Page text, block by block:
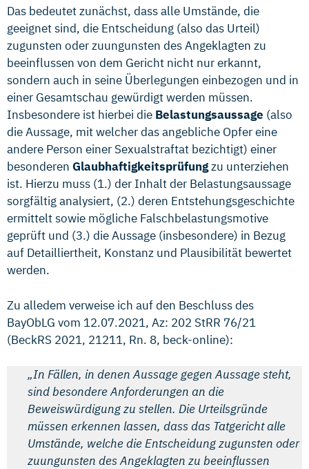
Das bedeutet zunächst, dass alle Umstände, die
geeignet sind, die Entscheidung (also das Urteil)
zugunsten oder zuungunsten des Angeklagten zu
beeinflussen von dem Gericht nicht nur erkannt,
sondern auch in seine Überlegungen einbezogen und in
einer Gesamtschau gewürdigt werden müssen.
Insbesondere ist hierbei die Belastungsaussage (also
die Aussage, mit welcher das angebliche Opfer eine
andere Person einer Sexualstraftat bezichtigt) einer
besonderen Glaubhaftigkeitsprüfungzu unterziehen
ist. Hierzu muss (1.) der Inhalt der Belastungsaussage
sorgfältig analysiert, (2.) deren Entstehungsgeschichte
ermittelt sowie mögliche Falschbelastungsmotive
geprüft und (3.) die Aussage (insbesondere) in Bezug
auf Detailliertheit, Konstanz und Plausibilität bewertet
werden.
Zu alledem verweise ich auf den Beschluss des
BayObLG vom 12.07.2021, Az: 202 StRR 76/21
(BeckRS 2021, 21211, Rn. 8, beck-online):
„In Fällen, in denen Aussage gegen Aussage steht,
sind besondere Anforderungen an die
Beweiswürdigung zu stellen. Die Urteilsgründe
müssen erkennen lassen, dass das Tatgericht alle
Umstände, welche die Entscheidung zugunsten oder
zuungunsten des Angeklagten zu beeinflussen